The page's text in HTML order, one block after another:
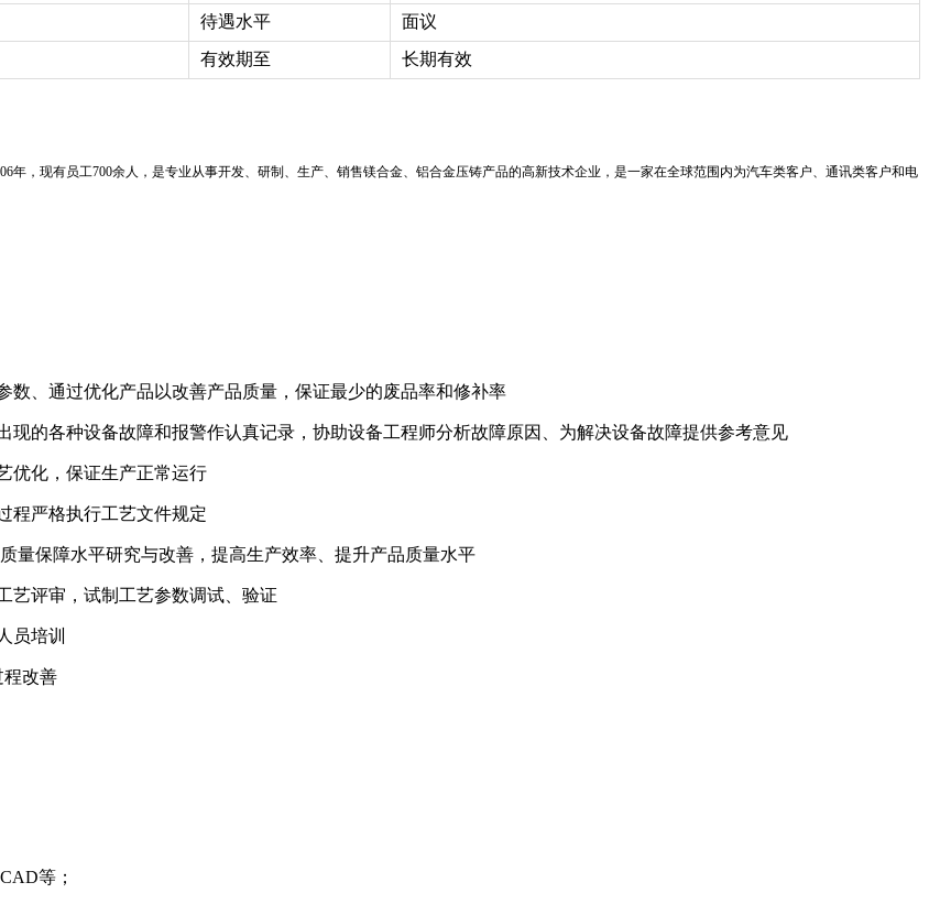
待遇水平
面议
有效期至
长期有效
年，现有员工700余人，是专业从事开发、研制、生产、销售镁合金、铝合金压铸产品的高新技术企业，是一家在全球范围内为汽车类客户、通讯类客户和电
、通过优化产品以改善产品质量，保证最少的废品率和修补率
的各种设备故障和报警作认真记录，协助设备工程师分析故障原因、为解决设备故障提供参考意见
优化，保证生产正常运行
程严格执行工艺文件规定
量保障水平研究与改善，提高生产效率、提升产品质量水平
艺评审，试制工艺参数调试、验证
员培训
程改善
等；